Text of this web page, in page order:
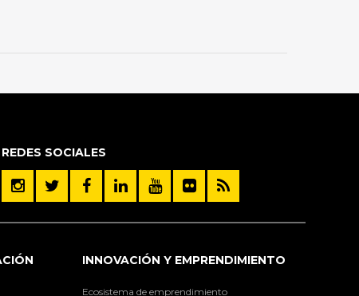
REDES SOCIALES
INNOVACIÓN Y EMPRENDIMIENTO
Ecosistema de emprendimiento